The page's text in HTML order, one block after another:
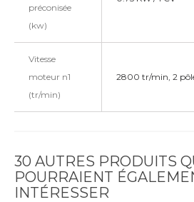
préconisée
(kw)
Vitesse
moteur n1
(tr/min)
2800 tr/min, 2
30 AUTRES PRODUITS
POURRAIENT
INTÉRESSER